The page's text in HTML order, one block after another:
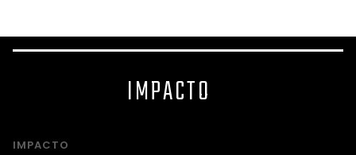
IMPACTO
IMPACTO